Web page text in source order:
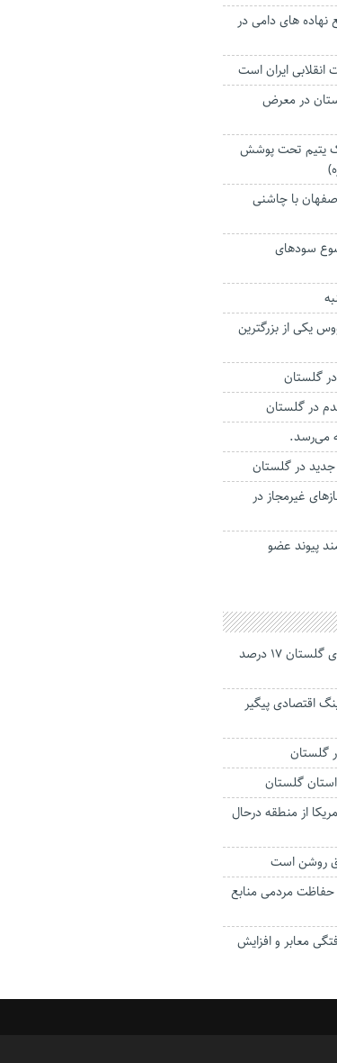
های دامی در
ایران است
در معرض
برای ۱۵۰ کودک یتیم تحت پوشش
با چاشنی
سودهای
یکی از بزرگترین
گلستان
غیرمجاز در
نیازمند پیوند عضو
جانباختگان تصادفات درون‌شهری گلستان ۱۷ درصد
زنجانی با ۱۱ هلدینگ اقتصادی پیگیر
گلستان
از منطقه درحال
روشن است
حفاظت مردمی منابع
معابر و افزایش